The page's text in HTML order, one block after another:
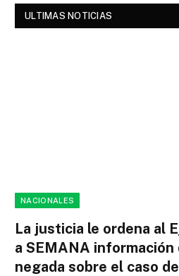
ULTIMAS NOTICIAS
NACIONALES
La justicia le ordena al
a SEMANA información
negada sobre el caso